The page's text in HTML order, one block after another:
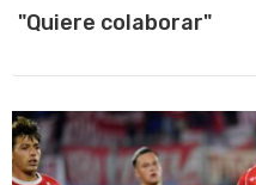
"Quiere colaborar"